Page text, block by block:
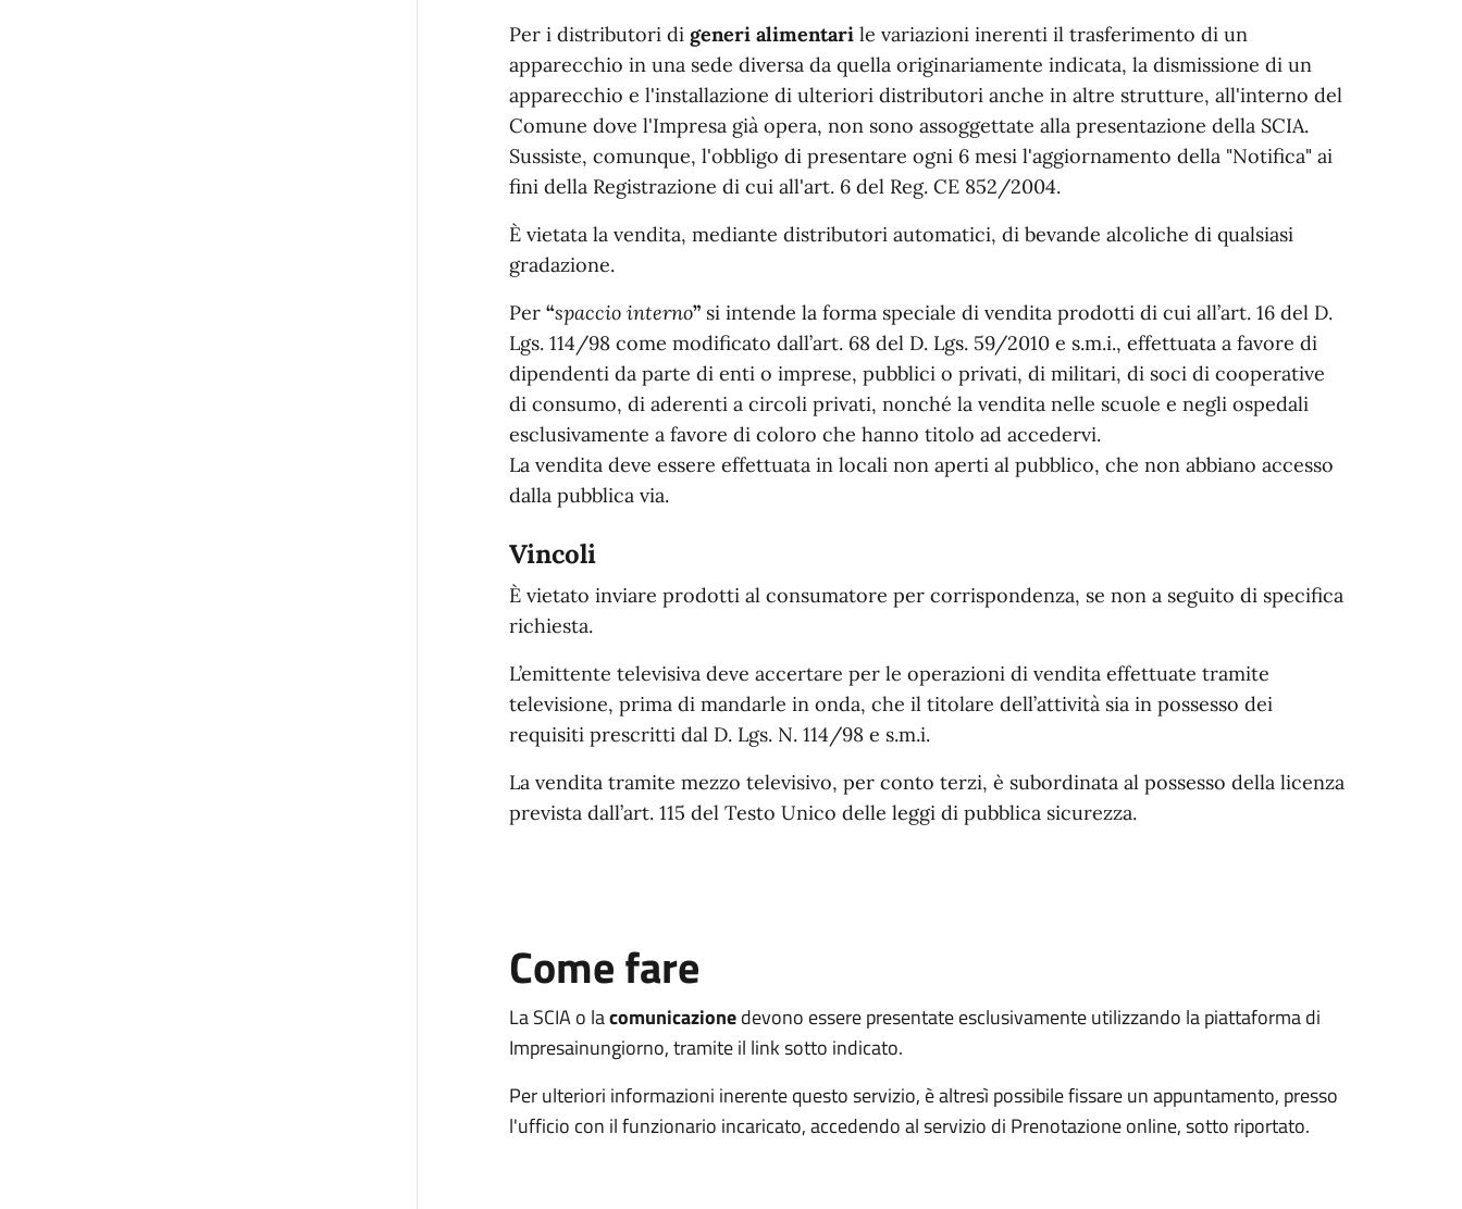
Per i distributori di generi alimentarile variazioni inerenti il trasferimento di un
apparecchio in una sede diversa da quella originariamente indicata, la dismissione di un
apparecchio e l'installazione di ulteriori distributori anche in altre strutture, all'interno del
Comune dove l'Impresa già opera, non sono assoggettate alla presentazione della SCIA.
Sussiste, comunque, l'obbligo di presentare ogni 6 mesi l'aggiornamento della "Notifica" ai
fini della Registrazione di cui all'art. 6 del Reg. CE 852/2004.
È vietata la vendita, mediante distributori automatici, di bevande alcoliche di qualsiasi
gradazione.
Per “spaccio interno”si intende la forma speciale di vendita prodotti di cui all’art. 16 del D.
Lgs. 114/98 come modificato dall’art. 68 del D. Lgs. 59/2010 e s.m.i., effettuata a favore di
dipendenti da parte di enti o imprese, pubblici o privati, di militari, di soci di cooperative
di consumo, di aderenti a circoli privati, nonché la vendita nelle scuole e negli ospedali
esclusivamente a favore di coloro che hanno titolo ad accedervi.
La vendita deve essere effettuata in locali non aperti al pubblico, che non abbiano accesso
dalla pubblica via.
Vincoli
È vietato inviare prodotti al consumatore per corrispondenza, se non a seguito di specifica
richiesta.
L’emittente televisiva deve accertare per le operazioni di vendita effettuate tramite
televisione, prima di mandarle in onda, che il titolare dell’attività sia in possesso dei
requisiti prescritti dal D. Lgs. N. 114/98 e s.m.i.
La vendita tramite mezzo televisivo, per conto terzi, è subordinata al possesso della licenza
prevista dall’art. 115 del Testo Unico delle leggi di pubblica sicurezza.
Come fare
La SCIA o lacomunicazionedevono essere presentate esclusivamente utilizzando la piattaforma di
Impresainungiorno, tramite il link sotto indicato.
Per ulteriori informazioni inerente questo servizio, è altresì possibile fissare un appuntamento, presso
l'ufficio con il funzionario incaricato, accedendo al servizio di Prenotazione online, sotto riportato.